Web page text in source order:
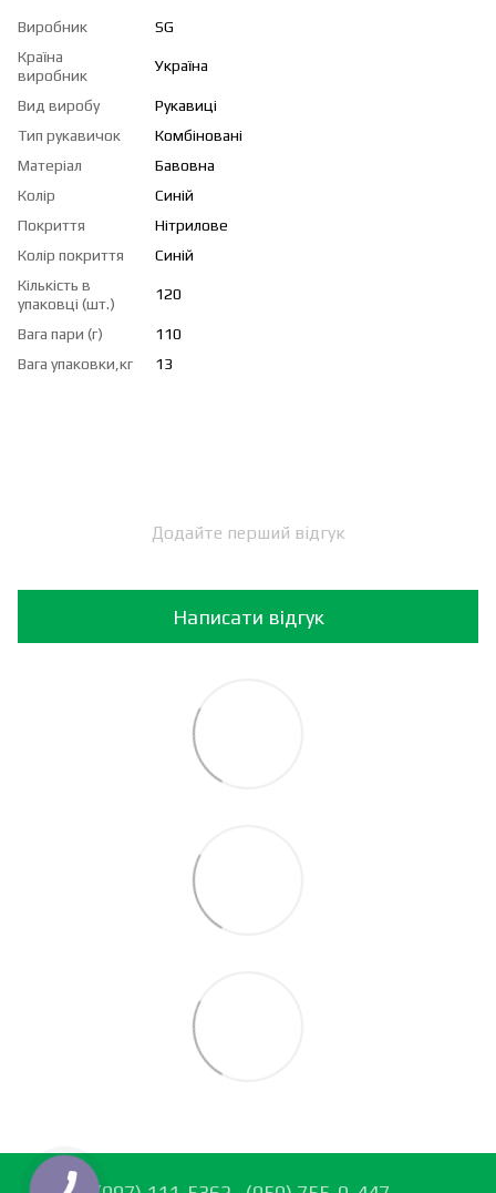
Виробник
SG
Країна
виробник
Україна
Вид виробу
Рукавиці
Тип рукавичок
Комбіновані
Матеріал
Бавовна
Колір
Синій
Покриття
Нітрилове
Колір покриття
Синій
Кількість в
упаковці (шт.)
120
Вага пари (г)
110
Вага упаковки,кг
13
Додайте перший відгук
Написати відгук